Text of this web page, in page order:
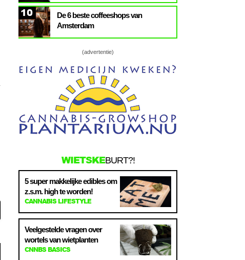
10
De 6 beste coffeeshops van
Amsterdam
(advertentie)
WIETSKEBURT?!
5 super makkelijke edibles om
z.s.m. high te worden!
CANNABIS LIFESTYLE
Veelgestelde vragen over
wortels van wietplanten
CNNBS BASICS